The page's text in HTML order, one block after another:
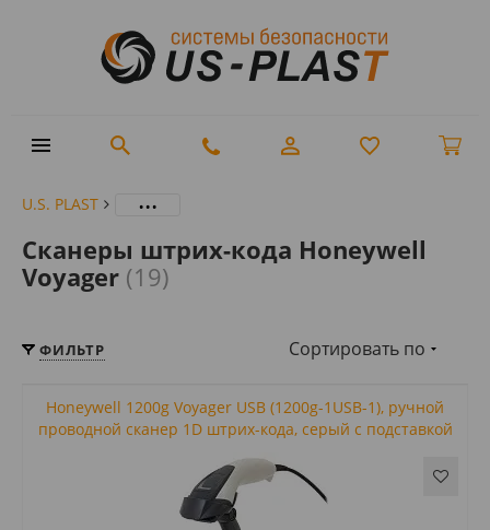
U.S. PLAST ...
Сканеры штрих-кода Honeywell
Voyager (19)
ФИЛЬТР Сортировать по
Honeywell 1200g Voyager USB (1200g-1USB-1), ручной
проводной сканер 1D штрих-кода, серый с подставкой